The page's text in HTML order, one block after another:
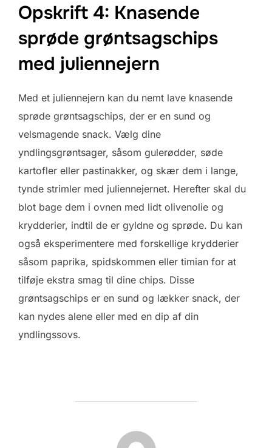
Opskrift 4: Knasende
sprøde grøntsagschips
med juliennejern
Med et juliennejern kan du nemt lave knasende
sprøde grøntsagschips, der er en sund og
velsmagende snack. Vælg dine
yndlingsgrøntsager, såsom gulerødder, søde
kartofler eller pastinakker, og skær dem i lange,
tynde strimler med juliennejernet. Herefter skal du
blot bage dem i ovnen med lidt olivenolie og
krydderier, indtil de er gyldne og sprøde. Du kan
også eksperimentere med forskellige krydderier
såsom paprika, spidskommen eller timian for at
tilføje ekstra smag til dine chips. Disse
grøntsagschips er en sund og lækker snack, der
kan nydes alene eller med en dip af din
yndlingssovs.
FORFATTER